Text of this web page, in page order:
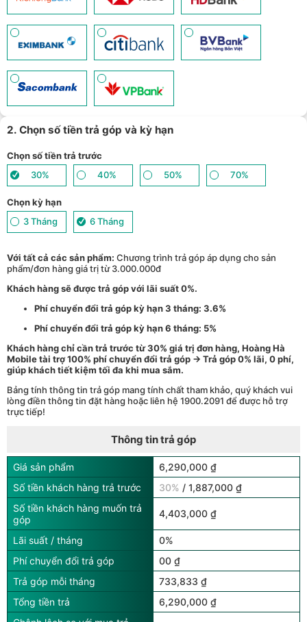
2. Chọn số tiền trả góp và kỳ hạn
Chọn số tiền trả trước
30%
40% 50% 70%
Chọn kỳ hạn
3 Tháng
6 Tháng
Với tất cả các sản phẩm: Chương trình trả góp áp dụng cho sản
phẩm/đơn hàng giá trị từ 3.000.000đ
Khách hàng sẽ được trả góp với lãi suất 0%.
Phí chuyển đổi trả góp kỳ hạn 3 tháng: 3.6%
Phí chuyển đổi trả góp kỳ hạn 6 tháng: 5%
Khách hàng chỉ cần trả trước từ 30% giá trị đơn hàng, Hoàng Hà
Mobile tài trợ 100% phí chuyển đổi trả góp → Trả góp 0% lãi, 0 phí,
giúp khách tiết kiệm tối đa khi mua sắm.
Bảng tính thông tin trả góp mang tính chất tham khảo, quý khách vui
lòng điền thông tin đặt hàng hoặc liên hệ 1900.2091 để được hỗ trợ
trực tiếp!
Thông tin trả góp
Giá sản phẩm
6,290,000 ₫
Số tiền khách hàng trả trước
30% / 1,887,000 ₫
Số tiền khách hàng muốn trả
góp
4,403,000 ₫
Lãi suất / tháng
0%
Phí chuyển đổi trả góp
00 ₫
Trả góp mỗi tháng
733,833 ₫
Tổng tiền trả
6,290,000 ₫